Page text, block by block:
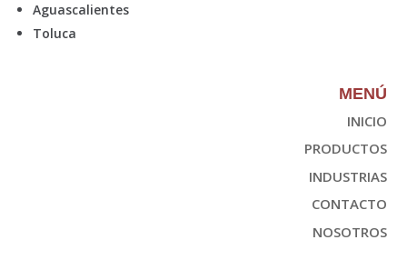
Aguascalientes
Toluca
MENÚ
INICIO
PRODUCTOS
INDUSTRIAS
CONTACTO
NOSOTROS